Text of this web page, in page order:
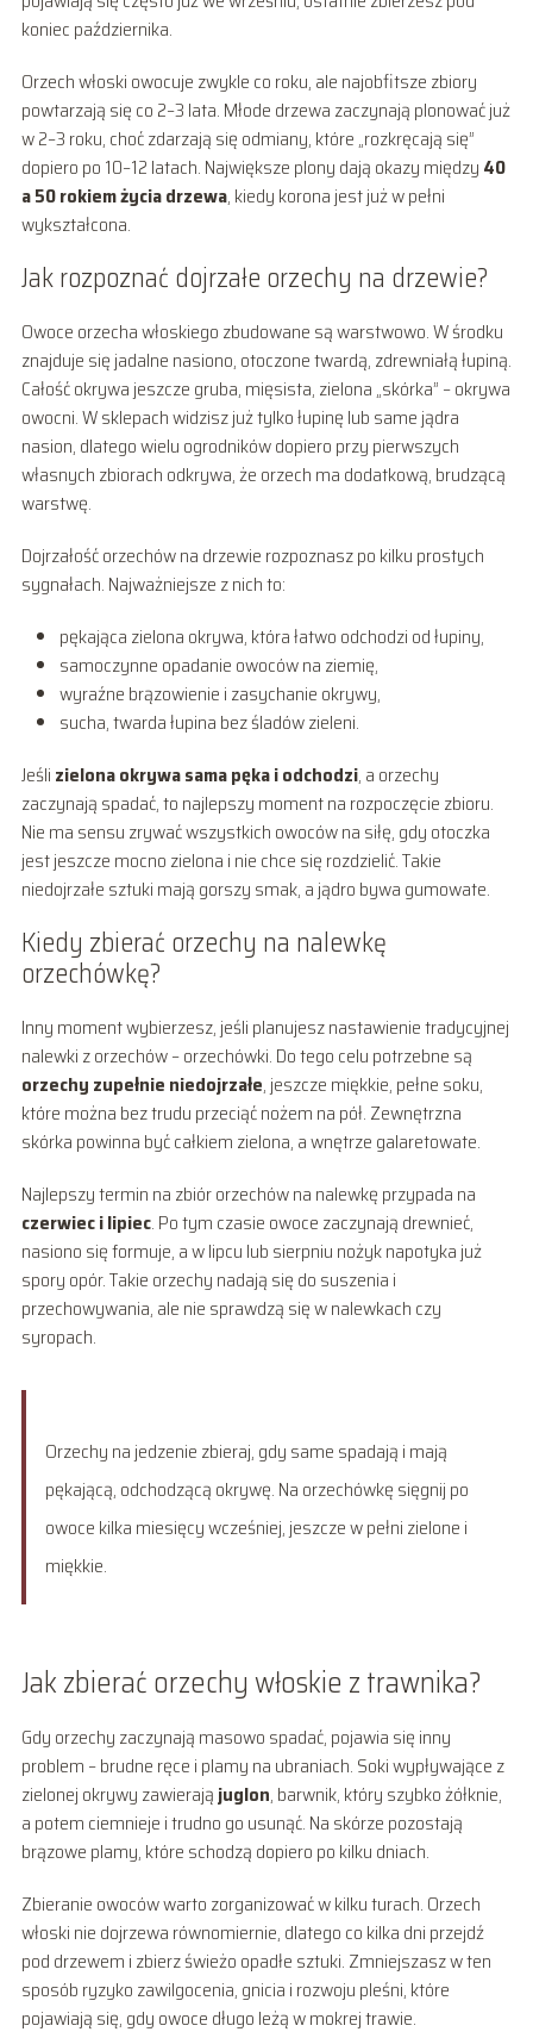
koniec października.
Orzech włoski owocuje zwykle co roku, ale najobfitsze zbiory
powtarzają się co 2–3 lata. Młode drzewa zaczynają plonować już
w 2–3 roku, choć zdarzają się odmiany, które „rozkręcają się”
dopiero po 10–12 latach. Największe plony dają okazy między 40
a 50 rokiem życia drzewa, kiedy korona jest już w pełni
wykształcona.
Jak rozpoznać dojrzałe orzechy na drzewie?
Owoce orzecha włoskiego zbudowane są warstwowo. W środku
znajduje się jadalne nasiono, otoczone twardą, zdrewniałą łupiną.
Całość okrywa jeszcze gruba, mięsista, zielona „skórka” – okrywa
owocni. W sklepach widzisz już tylko łupinę lub same jądra
nasion, dlatego wielu ogrodników dopiero przy pierwszych
własnych zbiorach odkrywa, że orzech ma dodatkową, brudzącą
warstwę.
Dojrzałość orzechów na drzewie rozpoznasz po kilku prostych
sygnałach. Najważniejsze z nich to:
pękająca zielona okrywa, która łatwo odchodzi od łupiny,
samoczynne opadanie owoców na ziemię,
wyraźne brązowienie i zasychanie okrywy,
sucha, twarda łupina bez śladów zieleni.
Jeśli zielona okrywa sama pęka i odchodzi, a orzechy
zaczynają spadać, to najlepszy moment na rozpoczęcie zbioru.
Nie ma sensu zrywać wszystkich owoców na siłę, gdy otoczka
jest jeszcze mocno zielona i nie chce się rozdzielić. Takie
niedojrzałe sztuki mają gorszy smak, a jądro bywa gumowate.
Kiedy zbierać orzechy na nalewkę
orzechówkę?
Inny moment wybierzesz, jeśli planujesz nastawienie tradycyjnej
nalewki z orzechów – orzechówki. Do tego celu potrzebne są
orzechy zupełnie niedojrzałe, jeszcze miękkie, pełne soku,
które można bez trudu przeciąć nożem na pół. Zewnętrzna
skórka powinna być całkiem zielona, a wnętrze galaretowate.
Najlepszy termin na zbiór orzechów na nalewkę przypada na
czerwiec i lipiec. Po tym czasie owoce zaczynają drewnieć,
nasiono się formuje, a w lipcu lub sierpniu nożyk napotyka już
spory opór. Takie orzechy nadają się do suszenia i
przechowywania, ale nie sprawdzą się w nalewkach czy
syropach.
Orzechy na jedzenie zbieraj, gdy same spadają i mają
pękającą, odchodzącą okrywę. Na orzechówkę sięgnij po
owoce kilka miesięcy wcześniej, jeszcze w pełni zielone i
miękkie.
Jak zbierać orzechy włoskie z trawnika?
Gdy orzechy zaczynają masowo spadać, pojawia się inny
problem – brudne ręce i plamy na ubraniach. Soki wypływające z
zielonej okrywy zawierająjuglon, barwnik, który szybko żółknie,
a potem ciemnieje i trudno go usunąć. Na skórze pozostają
brązowe plamy, które schodzą dopiero po kilku dniach.
Zbieranie owoców warto zorganizować w kilku turach. Orzech
włoski nie dojrzewa równomiernie, dlatego co kilka dni przejdź
pod drzewem i zbierz świeżo opadłe sztuki. Zmniejszasz w ten
sposób ryzyko zawilgocenia, gnicia i rozwoju pleśni, które
pojawiają się, gdy owoce długo leżą w mokrej trawie.